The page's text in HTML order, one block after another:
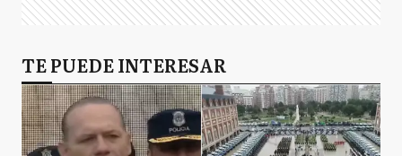
TE PUEDE INTERESAR